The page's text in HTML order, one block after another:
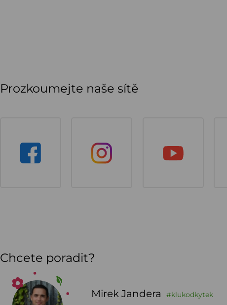
Prozkoumejte naše sítě
Chcete poradit?
Mirek Jandera #klukodkytek